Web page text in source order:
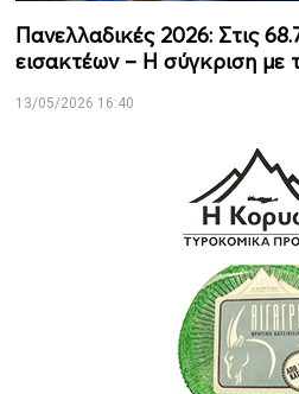
Πανελλαδικές 2026: Στις
εισακτέων – Η σύγκριση με
13/05/2026 16:40